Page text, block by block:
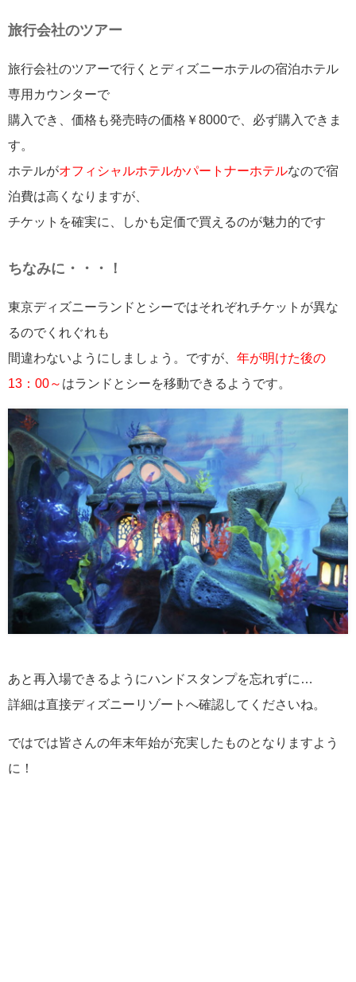
旅行会社のツアー
旅行会社のツアーで行くとディズニーホテルの宿泊ホテル
専用カウンターで
購入でき、価格も発売時の価格￥8000で、必ず購入できま
す。
ホテルがオフィシャルホテルかパートナーホテルなので宿
泊費は高くなりますが、
チケットを確実に、しかも定価で買えるのが魅力的です
ちなみに・・・！
東京ディズニーランドとシーではそれぞれチケットが異な
るのでくれぐれも
間違わないようにしましょう。ですが、 年が明けた後の
13：00～ はランドとシーを移動できるようです。
あと再入場できるようにハンドスタンプを忘れずに…
詳細は直接ディズニーリゾートへ確認してくださいね。
ではでは皆さんの年末年始が充実したものとなりますよう
に！